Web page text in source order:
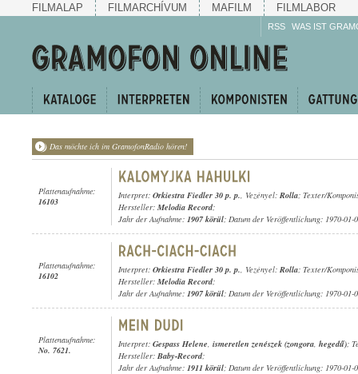
FILMALAP FILMARCHÍVUM MAFILM FILMLABOR
RSS WAS IST
Das möchte ich im GramofonRadio hören!
Plattenaufnahme:
16103
Interpret: Orkiestra Fiedler 30 p. p., Vezényel: Rolla; Texter/
Hersteller: Melodia Record;
Jahr der Aufnahme: 1907 körül; Datum der Veröffentlichung: 1970-01-
Plattenaufnahme:
16102
Interpret: Orkiestra Fiedler 30 p. p., Vezényel: Rolla; Texter/
Hersteller: Melodia Record;
Jahr der Aufnahme: 1907 körül; Datum der Veröffentlichung: 1970-01-
Plattenaufnahme:
No. 7621.
Interpret: Gespass Helene, ismeretlen zenészek (zongora, hegedű);
Hersteller: Baby-Record;
Jahr der Aufnahme: 1911 körül; Datum der Veröffentlichung: 1970-01-